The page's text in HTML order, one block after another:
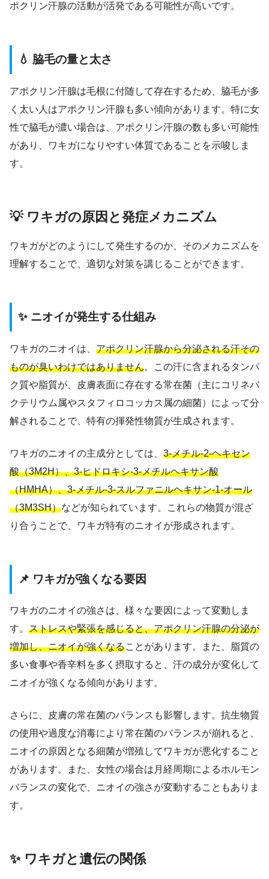
ポクリン汗腺の活動が活発である可能性が高いです。
💧 脇毛の量と太さ
アポクリン汗腺は毛根に付随して存在するため、脇毛が多
く太い人はアポクリン汗腺も多い傾向があります。特に女
性で脇毛が濃い場合は、アポクリン汗腺の数も多い可能性
があり、ワキガになりやすい体質であることを示唆しま
す。
💡 ワキガの原因と発症メカニズム
ワキガがどのようにして発生するのか、そのメカニズムを
理解することで、適切な対策を講じることができます。
✨ ニオイが発生する仕組み
ワキガのニオイは、 アポクリン汗腺から分泌される汗その
ものが臭いわけではありません。この汗に含まれるタンパ
ク質や脂質が、皮膚表面に存在する常在菌（主にコリネバ
クテリウム属やスタフィロコッカス属の細菌）によって分
解されることで、特有の揮発性物質が生成されます。
ワキガのニオイの主成分としては、 3-メチル-2-ヘキセン
酸（3M2H）、3-ヒドロキシ-3-メチルヘキサン酸
（HMHA）、3-メチル-3-スルファニルヘキサン-1-オール
（3M3SH）などが知られています。これらの物質が混ざ
り合うことで、ワキガ特有のニオイが形成されます。
📌 ワキガが強くなる要因
ワキガのニオイの強さは、様々な要因によって変動しま
す。 ストレスや緊張を感じると、アポクリン汗腺の分泌が
増加し、ニオイが強くなることがあります。また、脂質の
多い食事や香辛料を多く摂取すると、汗の成分が変化して
ニオイが強くなる傾向があります。
さらに、皮膚の常在菌のバランスも影響します。抗生物質
の使用や過度な消毒により常在菌のバランスが崩れると、
ニオイの原因となる細菌が増殖してワキガが悪化すること
があります。また、女性の場合は月経周期によるホルモン
バランスの変化で、ニオイの強さが変動することもありま
す。
✨ ワキガと遺伝の関係